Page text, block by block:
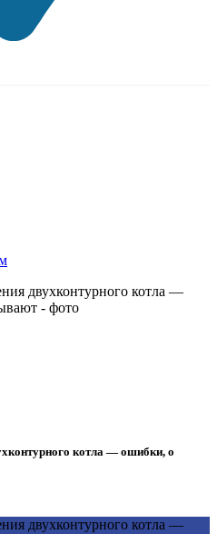
котла — ошибки, о